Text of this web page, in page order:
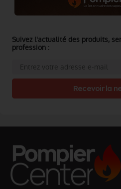
Suivez l'actualité des produits,
profession :
Recevoir la